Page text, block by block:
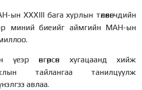
ын XXXIII бага хурлын төлөөлөгчдийн
миний биеийг аймгийн МАН-ын
өнгөрсөн хугацаанд хийж
тайлангаа танилцуулж
авлаа.